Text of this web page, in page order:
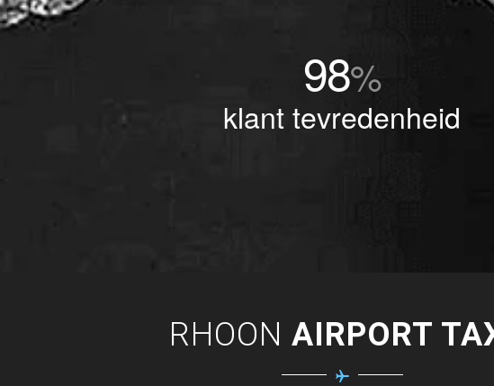
98%
klant tevredenheid
RHOON AIRPORT